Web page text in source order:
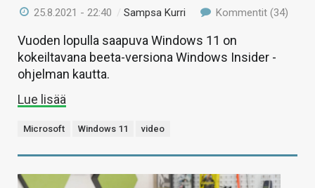
25.8.2021 - 22:40 /Sampsa Kurri Kommentit (34)
Vuoden lopulla saapuva Windows 11 on
kokeiltavana beeta-versiona Windows Insider -
ohjelman kautta.
Lue lisää
Microsoft Windows 11 video